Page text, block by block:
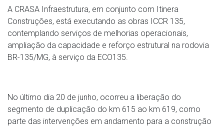
A CRASA Infraestrutura, em conjunto com Itinera
Construções, está executando as obras ICCR 135,
contemplando serviços de melhorias operacionais,
ampliação da capacidade e reforço estrutural na rodovia
BR-135/MG, à serviço da ECO135.
No último dia 20 de junho, ocorreu a liberação do
segmento de duplicação do km 615 ao km 619, como
parte das intervenções em andamento para a construção